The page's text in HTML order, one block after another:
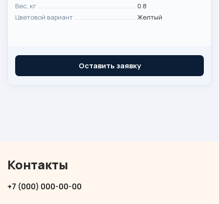
Вес, кг
0.8
Цветовой вариант
Желтый
Оставить заявку
Контакты
+7 (000) 000-00-00